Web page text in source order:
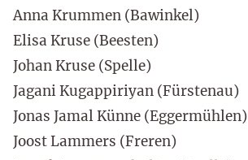
Anna Krummen (Bawinkel)
Elisa Kruse (Beesten)
Johan Kruse (Spelle)
Jagani Kugappiriyan (Fürstenau)
Jonas Jamal Künne (Eggermühlen)
Joost Lammers (Freren)